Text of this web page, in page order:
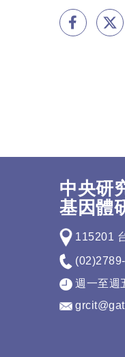
中央研
基因體
115201
週一至週